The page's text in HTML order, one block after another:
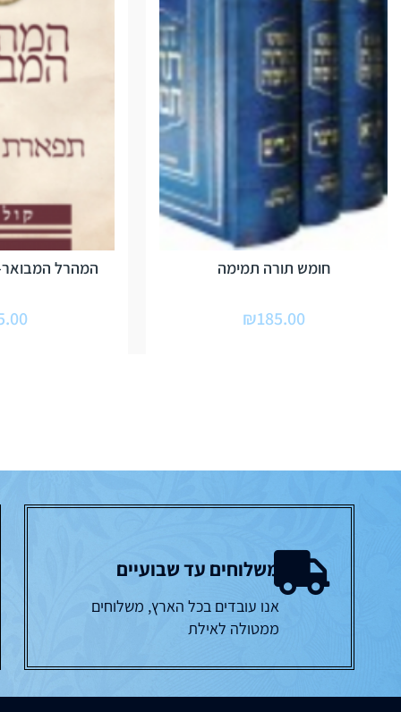
חומש תורה תמימה
₪185.00
המהרל
משלוחים עד שבועיים
אנו עובדים בכל הארץ, משלוחים
ממטולה לאילת